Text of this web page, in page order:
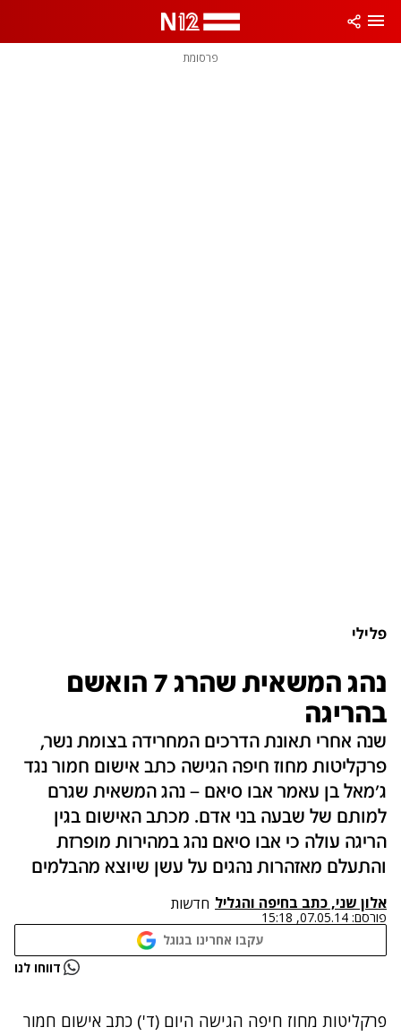
פרסומת
פלילי
נהג המשאית שהרג 7 הואשם
בהריגה
שנה אחרי תאונת הדרכים המחרידה בצומת נשר,
פרקליטות מחוז חיפה הגישה כתב אישום חמור נגד
ג'מאל בן עאמר אבו סיאם – נהג המשאית שגרם
למותם של שבעה בני אדם. מכתב האישום בגין
הריגה עולה כי אבו סיאם נהג במהירות מופרזת
והתעלם מאזהרות נהגים על עשן שיוצא מהבלמים
אלון שני, כתב בחיפה והגליל חדשות
פורסם: 07.05.14, 15:18
עקבו אחרינו בגוגל
נתקלנו בבעיה דווחו לנו
פרקליטות מחוז חיפה הגישה היום (ד') כתב אישום חמור